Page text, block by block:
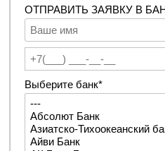
ОТПРАВИТЬ ЗАЯВКУ В
Выберите банк*